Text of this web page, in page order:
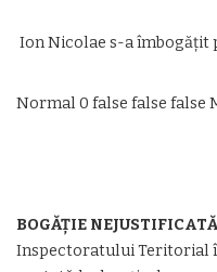
Ion Nicolae s-a îmbogățit
Normal 0 false false
BOGĂȚIE
Inspectoratului Teritorial